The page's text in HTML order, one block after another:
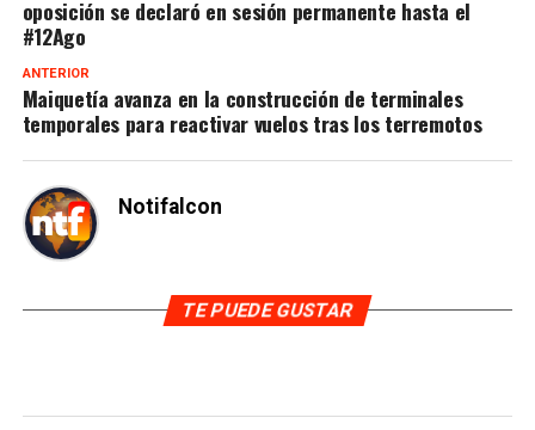
oposición se declaró en sesión permanente hasta el
#12Ago
ANTERIOR
Maiquetía avanza en la construcción de terminales
temporales para reactivar vuelos tras los terremotos
Notifalcon
TE PUEDE GUSTAR